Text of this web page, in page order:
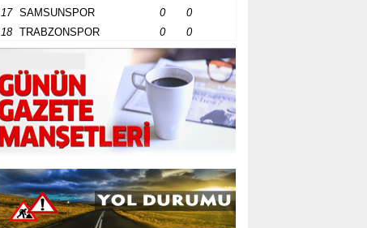
17
SAMSUNSPOR 0
0
18
TRABZONSPOR 0 0